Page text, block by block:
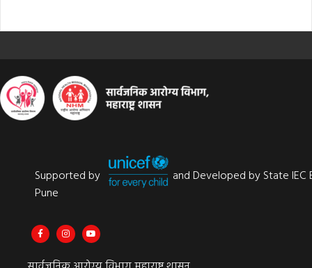
Supported by
and Developed by State IEC
Pune